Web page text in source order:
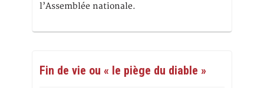
l’Assemblée nationale.
Fin de vie ou « le piège du diable »